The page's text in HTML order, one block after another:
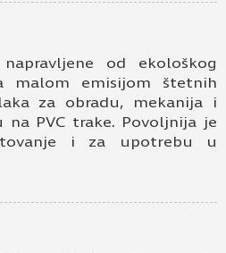
od ekološkog
malom emisijom štetnih
za obradu, mekanija i
PVC trake. Povoljnija je
i za upotrebu u